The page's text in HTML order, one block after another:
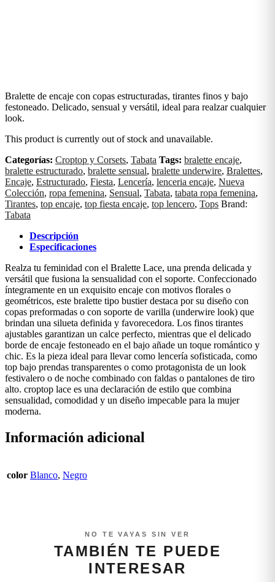
Bralette de encaje con copas estructuradas, tirantes finos y bajo
festoneado. Delicado, sensual y versátil, ideal para realzar cualquier
look.
This product is currently out of stock and unavailable.
Categorías: Croptop y Corsets, Tabata Tags: bralette encaje,
bralette estructurado, bralette sensual, bralette underwire, Bralettes,
Encaje, Estructurado, Fiesta, Lencería, lenceria encaje, Nueva
Colección, ropa femenina, Sensual, Tabata, tabata ropa femenina,
Tirantes, top encaje, top fiesta encaje, top lencero, Tops Brand:
Tabata
Descripción
Especificaciones
Realza tu feminidad con el Bralette Lace, una prenda delicada y
versátil que fusiona la sensualidad con el soporte. Confeccionado
íntegramente en un exquisito encaje con motivos florales o
geométricos, este bralette tipo bustier destaca por su diseño con
copas preformadas o con soporte de varilla (underwire look) que
brindan una silueta definida y favorecedora. Los finos tirantes
ajustables garantizan un calce perfecto, mientras que el delicado
borde de encaje festoneado en el bajo añade un toque romántico y
chic. Es la pieza ideal para llevar como lencería sofisticada, como
top bajo prendas transparentes o como protagonista de un look
festivalero o de noche combinado con faldas o pantalones de tiro
alto. croptop lace es una declaración de estilo que combina
sensualidad, comodidad y un diseño impecable para la mujer
moderna.
Información adicional
color Blanco, Negro
NO TE VAYAS SIN VER
TAMBIÉN TE PUEDE
INTERESAR